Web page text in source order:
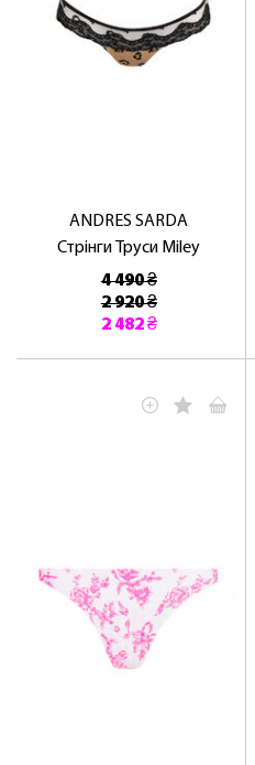
ANDRES SARDA
Стрінги Труси Miley
4 490 ₴
2 920 ₴
2 482 ₴